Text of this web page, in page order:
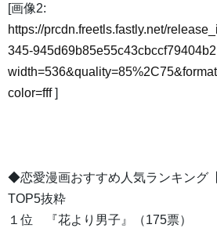
[画像2:
https://prcdn.freetls.fastly.net/
345-
color=fff]
◆恋愛漫画おすすめ人気ランキング
TOP5抜粋
１位 『花より男子』（175票）